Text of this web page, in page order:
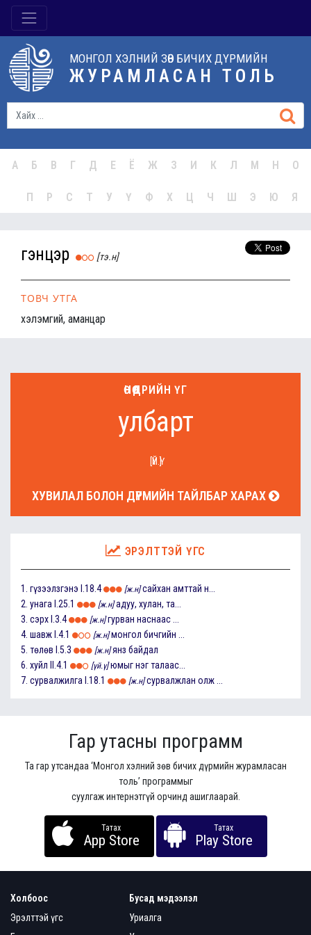
МОНГОЛ ХЭЛНИЙ ЗӨВ БИЧИХ ДҮРМИЙН
ЖУРАМЛАСАН ТОЛЬ
А Б В Г Д Е Ё Ж З И К Л М Н О
П Р С Т У Ү Ф Х Ц Ч Ш Э Ю Я
үгэнцэр [тэ.н]
ТОВЧ УТГА
хэлэмгий, аманцар
ӨНӨӨДРИЙН ҮГ
улбарт
[ҮЙ.Ү]
ХУВИЛАЛ БОЛОН ДҮРМИЙН ТАЙЛБАР ХАРАХ
ЭРЭЛТТЭЙ ҮГС
1. гүзээлзгэнэ I.18.4 [ж.н] сайхан амттай н...
2. унага I.25.1 [ж.н] адуу, хулан, та...
3. сэрх I.3.4 [ж.н] гурван наснаас ...
4. шавж I.4.1 [ж.н] монгол бичгийн ...
5. төлөв I.5.3 [ж.н] янз байдал
6. хуйл II.4.1 [үй.ү] юмыг нэг талаас...
7. сурвалжилга I.18.1 [ж.н] сурвалжлан олж ...
Гар утасны программ
Та гар утсандаа ‘Монгол хэлний зөв бичих дүрмийн журамласан
толь’ программыг
суулгаж интернэтгүй орчинд ашиглаарай.
Татах
App Store
Татах
Play Store
Холбоос
Эрэлттэй үгс
Бусад мэдээлэл
Уриалга